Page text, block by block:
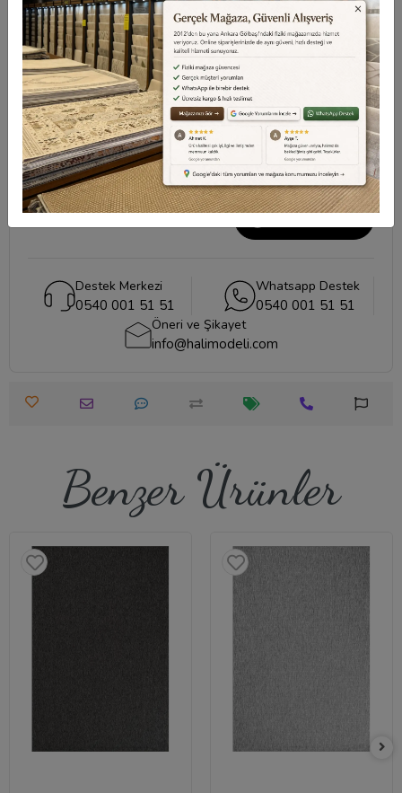
Değerlendirmeler
Destek Merkezi
Aklınızdaki soruların yanıtları ve önemli konuların
cevapları içindestek merkezisayfamızı ziyaret
edebilirsiniz.
Destek Merkezi
0540 001 51 51
Whatsapp Destek
0540 001 51 51
Öneri ve Şikayet
info@halimodeli.com
Benzer Ürünler